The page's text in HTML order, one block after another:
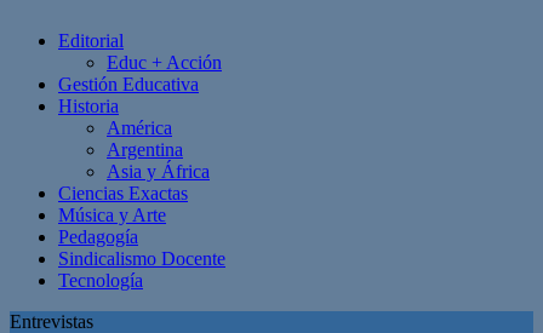
Editorial
Educ + Acción
Gestión Educativa
Historia
América
Argentina
Asia y África
Ciencias Exactas
Música y Arte
Pedagogía
Sindicalismo Docente
Tecnología
Entrevistas